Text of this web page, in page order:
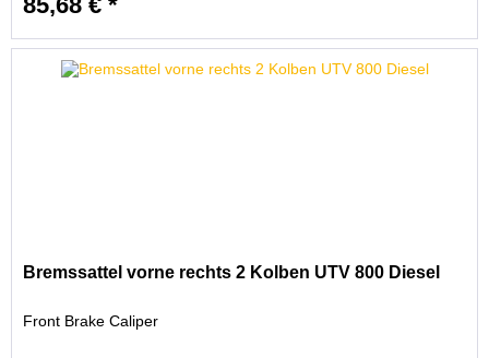
Bremssattel vorne rechts 2 Kolben UTV 800 Diesel
Front Brake Caliper